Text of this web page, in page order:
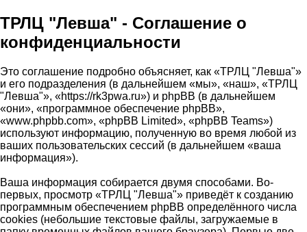
ТРЛЦ "Левша" - Соглашение о
конфиденциальности
Это соглашение подробно объясняет, как «ТРЛЦ "Левша"»
и его подразделения (в дальнейшем «мы», «наш», «ТРЛЦ
"Левша"», «https://rk3pwa.ru») и phpBB (в дальнейшем
«они», «программное обеспечение phpBB»,
«www.phpbb.com», «phpBB Limited», «phpBB Teams»)
используют информацию, полученную во время любой из
ваших пользовательских сессий (в дальнейшем «ваша
информация»).
Ваша информация собирается двумя способами. Во-
первых, просмотр «ТРЛЦ "Левша"» приведёт к созданию
программным обеспечением phpBB определённого числа
cookies (небольшие текстовые файлы, загружаемые в